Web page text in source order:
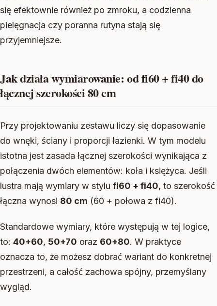
się efektownie również po zmroku, a codzienna
pielęgnacja czy poranna rutyna stają się
przyjemniejsze.
Jak działa wymiarowanie: od fi60 + fi40 do
łącznej szerokości 80 cm
Przy projektowaniu zestawu liczy się dopasowanie
do wnęki, ściany i proporcji łazienki. W tym modelu
istotna jest zasada łącznej szerokości wynikająca z
połączenia dwóch elementów: koła i księżyca. Jeśli
lustra mają wymiary w stylu fi60 + fi40, to szerokość
łączna wynosi 80 cm (60 + połowa z fi40).
Standardowe wymiary, które występują w tej logice,
to: 40+60, 50+70 oraz 60+80. W praktyce
oznacza to, że możesz dobrać wariant do konkretnej
przestrzeni, a całość zachowa spójny, przemyślany
wygląd.